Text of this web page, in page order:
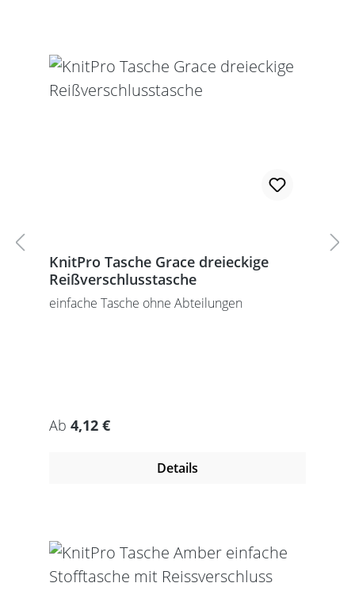
KnitPro Tasche Grace dreieckige
Reißverschlusstasche
einfache Tasche ohne Abteilungen
Regulärer Preis:
Ab 4,12 €
Details